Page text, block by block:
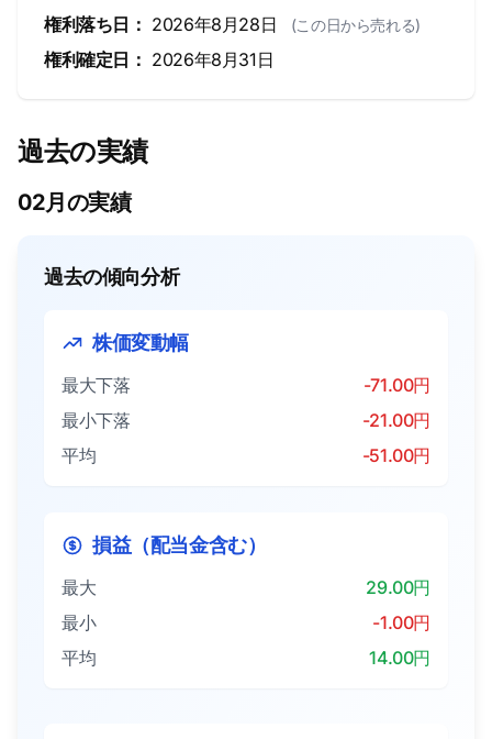
権利落ち日： 2026年8月28日 (この日から売れる)
権利確定日： 2026年8月31日
過去の実績
02月の実績
過去の傾向分析
株価変動幅
最大下落
-71.00円
最小下落
-21.00円
平均
-51.00円
損益（配当金含む）
最大
29.00円
最小
-1.00円
平均
14.00円